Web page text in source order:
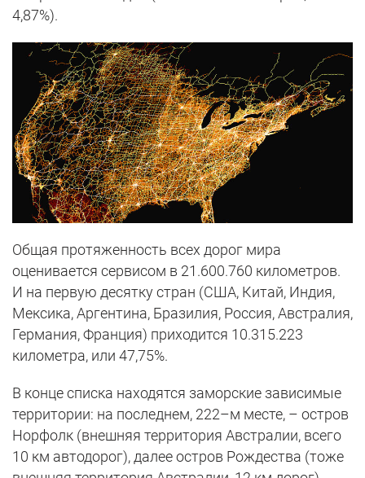
4,87%).
Общая протяженность всех дорог мира
оценивается сервисом в 21.600.760 километров.
И на первую десятку стран (США, Китай, Индия,
Мексика, Аргентина, Бразилия, Россия, Австралия,
Германия, Франция) приходится 10.315.223
километра, или 47,75%.
В конце списка находятся заморские зависимые
территории: на последнем, 222–м месте, – остров
Норфолк (внешняя территория Австралии, всего
10 км автодорог), далее остров Рождества (тоже